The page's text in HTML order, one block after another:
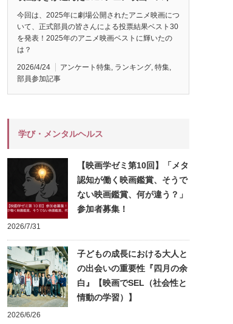
今回は、2025年に劇場公開されたアニメ映画につ
いて、正式部員の皆さんによる投票結果ベスト30
を発表！2025年のアニメ映画ベストに輝いたの
は？
2026/4/24 アンケート特集, ランキング, 特集,
部員参加記事
学び・メンタルヘルス
【映画学ゼミ第10回】「メタ
認知が働く映画鑑賞、そうで
ない映画鑑賞、何が違う？」
参加者募集！
2026/7/31
子どもの成長における大人と
の出会いの重要性『四月の余
白』【映画でSEL（社会性と
情動の学習）】
2026/6/26